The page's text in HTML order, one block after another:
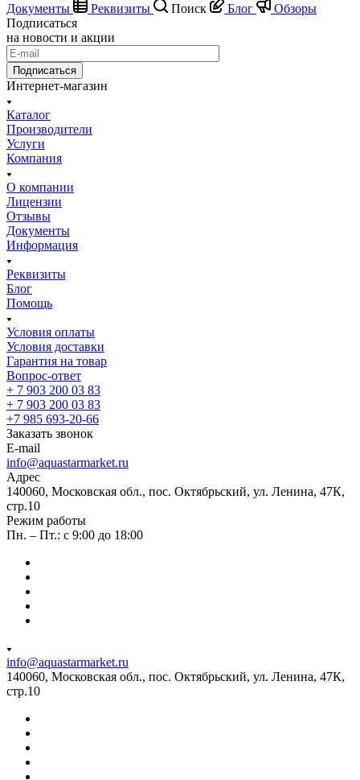
Документы
Реквизиты Поиск Блог
Обзоры
Подписаться
на новости и акции
Подписаться
Интернет-магазин
Каталог
Производители
Услуги
Компания
О компании
Лицензии
Отзывы
Документы
Информация
Реквизиты
Блог
Помощь
Условия оплаты
Условия доставки
Гарантия на товар
Вопрос-ответ
+ 7 903 200 03 83
+ 7 903 200 03 83
+7 985 693-20-66
Заказать звонок
E-mail
info@aquastarmarket.ru
Адрес
140060, Московская обл., пос. Октябрьский, ул. Ленина, 47К,
стр.10
Режим работы
Пн. – Пт.: с 9:00 до 18:00
info@aquastarmarket.ru
140060, Московская обл., пос. Октябрьский, ул. Ленина, 47К,
стр.10